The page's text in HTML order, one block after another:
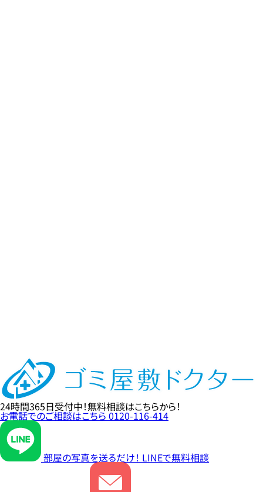
24時間365日受付中！無料相談はこちらから！
お電話でのご相談はこちら 0120-116-414
部屋の写真を送るだけ！ LINEで無料相談